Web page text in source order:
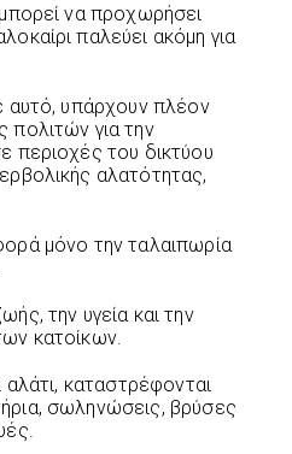
να προχωρήσει
παλεύει ακόμη για
αυτό, υπάρχουν πλέον
πολιτών για την
περιοχές του δικτύου
αλατότητας,
μόνο την ταλαιπωρία
την υγεία και την
κατοίκων.
αλάτι, καταστρέφονται
σωληνώσεις, βρύσες